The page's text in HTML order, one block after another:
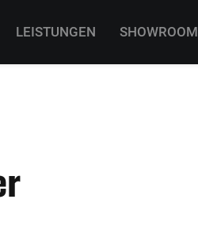
LEISTUNGEN SHOWROOM